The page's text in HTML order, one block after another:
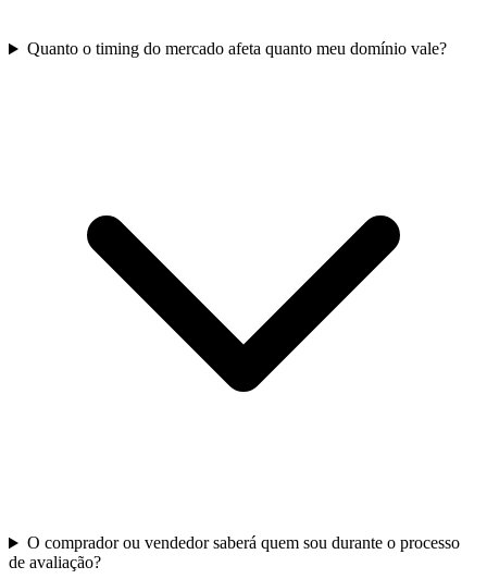
Quanto o timing do mercado afeta quanto meu domínio vale?
O comprador ou vendedor saberá quem sou durante o processo
de avaliação?